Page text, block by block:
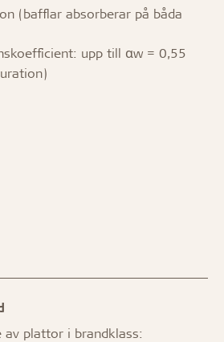
(bafflar absorberar på båda
upp till αw = 0,55
plattor i brandklass: